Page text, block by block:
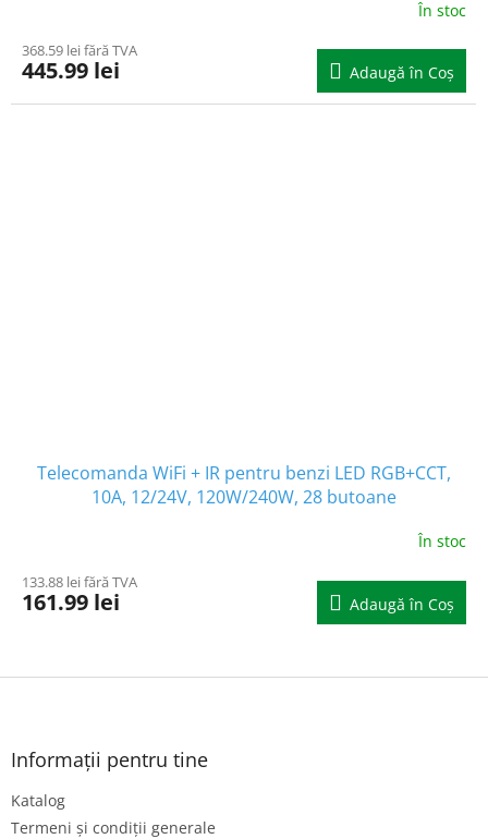
În stoc
368.59 lei fără TVA
445.99 lei Adaugă în Coş
Telecomanda WiFi + IR pentru benzi LED RGB+CCT,
10A, 12/24V, 120W/240W, 28 butoane
În stoc
133.88 lei fără TVA
161.99 lei Adaugă în Coş
S
Informații pentru tine
Katalog
Termeni și condiții generale